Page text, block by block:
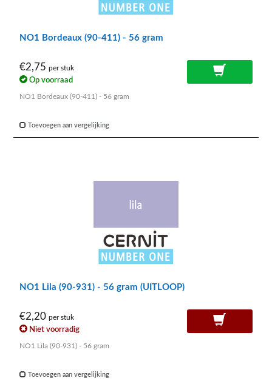
NO1 Bordeaux (90-411) - 56 gram
€2,75 per stuk
Op voorraad
NO1 Bordeaux (90-411) - 56 gram
Toevoegen aan vergelijking
NO1 Lila (90-931) - 56 gram (UITLOOP)
€2,20 per stuk
Niet voorradig
NO1 Lila (90-931) - 56 gram
Toevoegen aan vergelijking